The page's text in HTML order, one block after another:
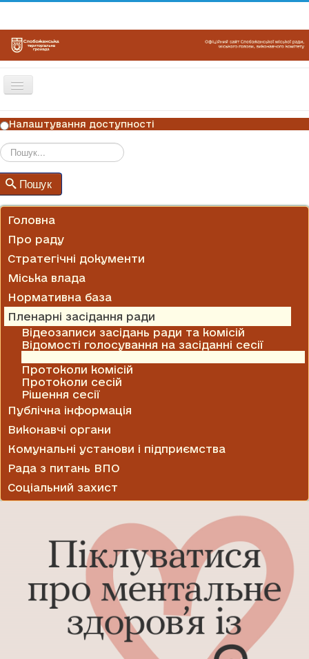
Перемикач
ГОЛОВНА
НОВИНИ
ОГОЛОШЕННЯ
ГРАФІКИ ПРИЙОМУ
Налаштування доступності
Пошук
Головна
Про раду
Стратегічні документи
Міська влада
Нормативна база
Пленарні засідання ради
Відеозаписи засідань ради та комісій
Відомості голосування на засіданні сесії
Протоколи комісій
Протоколи сесій
Рішення сесії
Публічна інформація
Виконавчі органи
Комунальні установи і підприємства
Рада з питань ВПО
Соціальний захист